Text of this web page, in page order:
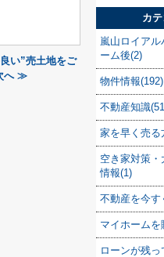
い”売土地をご
へ ≫
カ
嵐山ロイアル
ーム後(2)
物件情報(192)
不動産知識
家を早く売る
空き家対策・
情報(1)
不動産を今す
マイホーム
ローンが残